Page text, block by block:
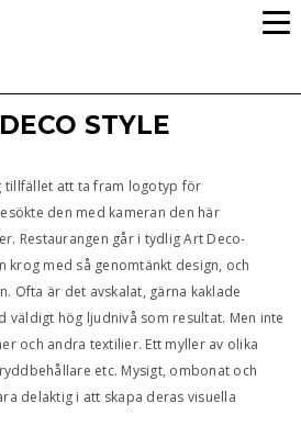
STYLE
tillfället att ta fram logotyp för
den med kameran den här
Restaurangen går i tydlig Art Deco-
krog med så genomtänkt design, och
Ofta är det avskalat, gärna kaklade
väldigt hög ljudnivå som resultat. Men inte
och andra textilier. Ett myller av olika
etc. Mysigt, ombonat och
delaktig i att skapa deras visuella